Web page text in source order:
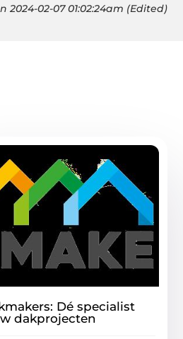
02-07 01:02:24am (Edited)
Dé specialist
dakprojecten